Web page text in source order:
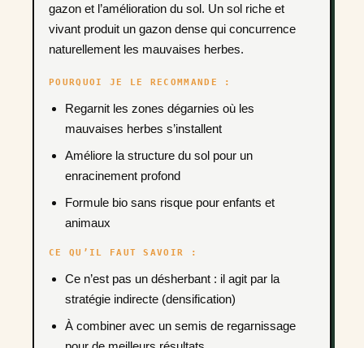
gazon et l’amélioration du sol. Un sol riche et
vivant produit un gazon dense qui concurrence
naturellement les mauvaises herbes.
POURQUOI JE LE RECOMMANDE :
Regarnit les zones dégarnies où les
mauvaises herbes s’installent
Améliore la structure du sol pour un
enracinement profond
Formule bio sans risque pour enfants et
animaux
CE QU’IL FAUT SAVOIR :
Ce n’est pas un désherbant : il agit par la
stratégie indirecte (densification)
À combiner avec un semis de regarnissage